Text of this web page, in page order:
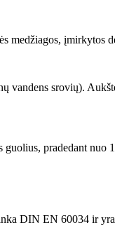
medžiagos, įmirkytos
srovių).
pradedant
DIN EN 60034 ir